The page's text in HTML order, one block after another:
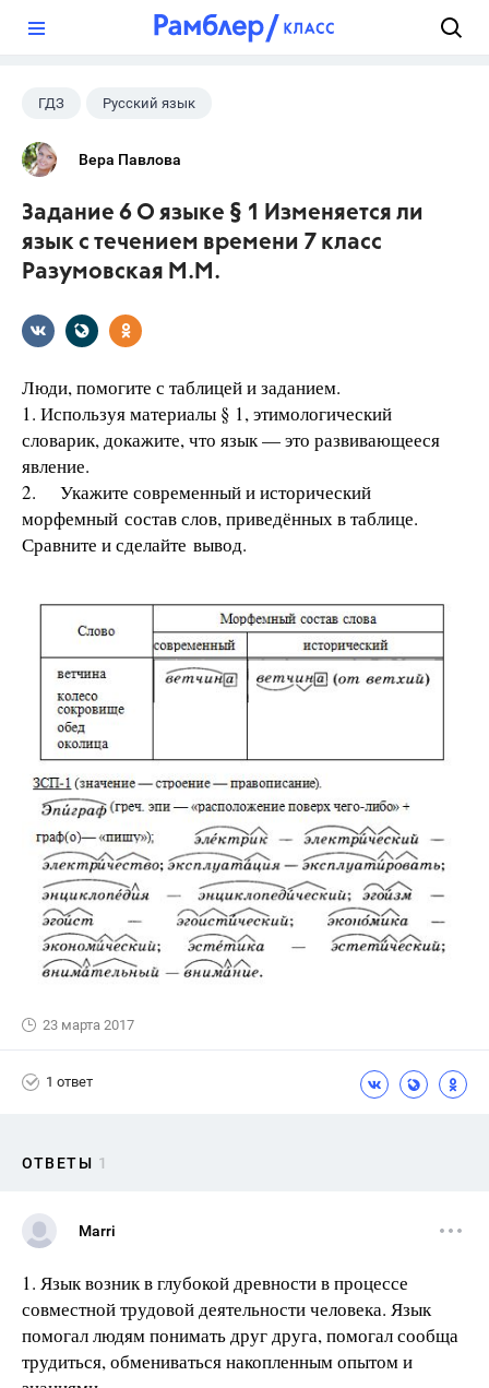
ГДЗ Русский язык
Разумовская М.М.
Вера Павлова
Задание 6 О языке § 1 Изменяется ли
язык с течением времени 7 класс
Разумовская М.М.
Люди, помогите с таблицей и заданием.
1. Используя материалы § 1, этимологический
словарик, докажите, что язык — это развивающееся
явление.
2. Укажите современный и исторический
морфемный состав слов, приведённых в таблице.
Сравните и сделайте вывод.
23 марта 2017
1 ответ
ОТВЕТЫ 1
Marri
1. Язык возник в глубокой древности в процессе
совместной трудовой деятельности человека. Язык
помогал людям понимать друг друга, помогал сообща
трудиться, обмениваться накопленным опытом и